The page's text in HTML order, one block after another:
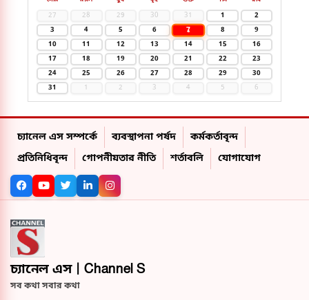
27 28 29 30 31 1
2
3
4 5 6 7 8
9
10
11 12 13 14 15
16
17
18 19 20 21 22
23
24
25 26 27 28 29
30
31
1 2 3 4 5 6
চ্যানেল এস সম্পর্কে ব্যবস্থাপনা পর্ষদ
কর্মকর্তাবৃন্দ
প্রতিনিধিবৃন্দ
গোপনীয়তার নীতি শর্তাবলি যোগাযোগ
চ্যানেল এস | Channel S
সব কথা সবার কথা